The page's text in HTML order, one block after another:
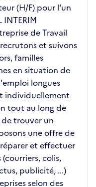
(H/F) pour l'un
INTERIM
de Travail
et suivons
familles
en situation de
longues
individuellement
tout au long de
trouver un
une offre de
et effectuer
colis,
publicité, ...)
selon des